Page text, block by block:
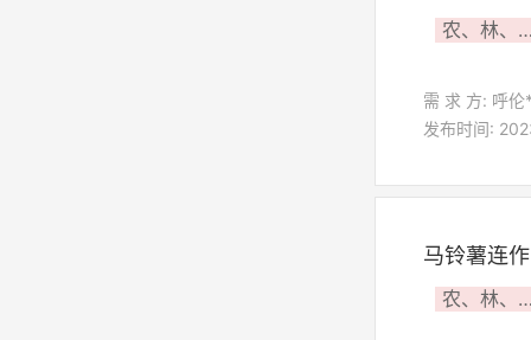
农、林、
需 求 方: 呼
发布时间:
马铃薯连
农、林、